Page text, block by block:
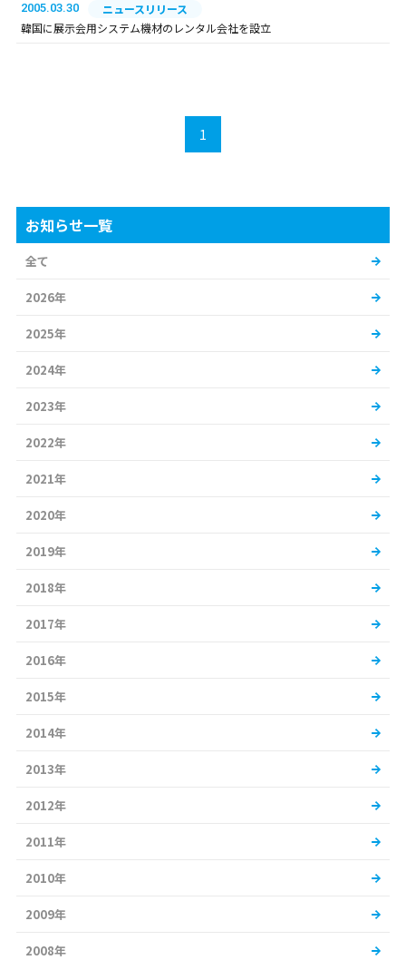
2005.03.30
ニュースリリース
韓国に展示会用システム機材のレンタル会社を設立
1
お知らせ一覧
全て
2026年
2025年
2024年
2023年
2022年
2021年
2020年
2019年
2018年
2017年
2016年
2015年
2014年
2013年
2012年
2011年
2010年
2009年
2008年